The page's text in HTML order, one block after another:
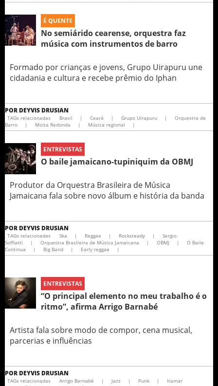
É QUENTE
No semiárido cearense, orquestra faz
música com instrumentos de barro
Formado por crianças e jovens, Grupo Uirapuru une
cidadania e cultura e recebe prêmio do Iphan
POR DEYVIS DRUSIAN
TAGs relacionadas Brasil | Ceará | Grupo Uirapuru |
Orquestra de
Barro
| Moita Redonda | Música regional |
ENTREVISTAS
O baile jamaicano-tupiniquim da OBMJ
Produtor da Orquestra Brasileira de Música
Jamaicana fala sobre novo álbum e história da banda
POR DEYVIS DRUSIAN
TAGs relacionadas Ska | Reggae | Rocksteady |
Sergio
Soffiatti
| Orquestra Brasileira de Música Jamaicana | OBMJ |
O Baile
Continua
| Big Band | Early reggae |
ENTREVISTAS
“O principal elemento no meu trabalho é o
ritmo”, afirma Arrigo Barnabé
Artista fala sobre modo de compor, cena musical,
parcerias e influências
POR DEYVIS DRUSIAN
TAGs relacionadas Arrigo Barnabé | Jazz | Punk |
Itamar